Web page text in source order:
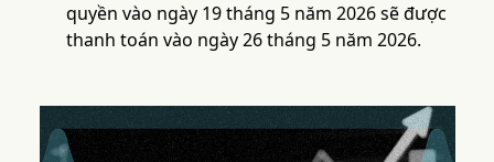
quyền vào ngày 19 tháng 5 năm 2026 sẽ được
thanh toán vào ngày 26 tháng 5 năm 2026.